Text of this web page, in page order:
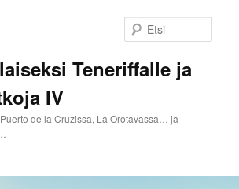
Teneriffalle ja
IV
de la Cruzissa, La Orotavassa… ja